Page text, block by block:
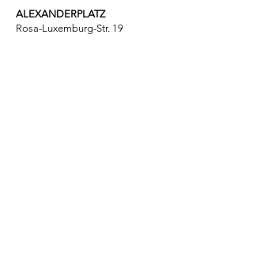
ALEXANDERPLATZ
Rosa-Luxemburg-Str. 19